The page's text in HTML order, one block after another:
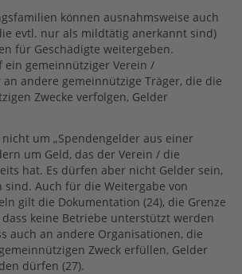
können ausnahmsweise auch
evtl. nur als mildtätig anerkannt sind)
für Geschädigte weitergeben.
ein gemeinnütziger Verein /
andere gemeinnützige Träger, die die
Zwecke verfolgen, Gelder
um „Spendengelder aus einer
um Geld, das der Verein / die
hat. Es dürfen aber nicht Gelder sein,
sind. Auch für die Weitergabe von
gilt die Dokumentation (24), die Grenze
dass keine Betriebe unterstützt werden
auch an andere Organisationen, die
Zweck erfüllen, Gelder
dürfen (27).